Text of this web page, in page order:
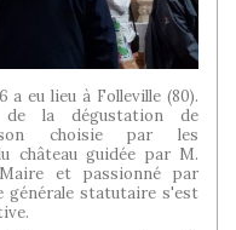
a eu lieu à Folleville (80).
de la dégustation de
choisie par les
château guidée par M.
et passionné par
générale statutaire s'est